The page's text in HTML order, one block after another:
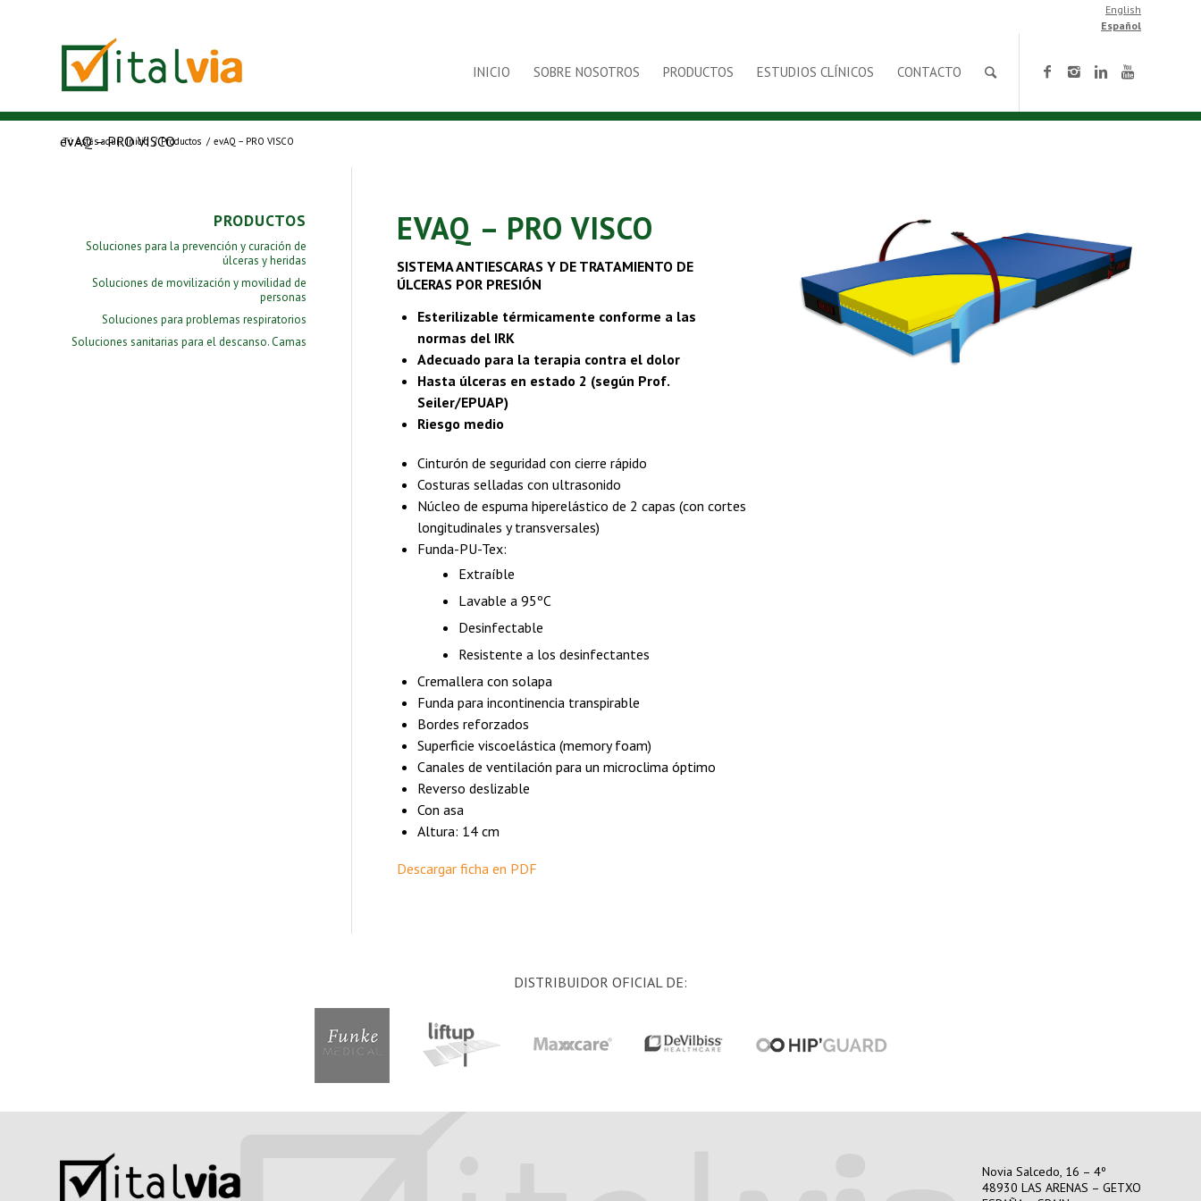
English
Español
INICIO SOBRE NOSOTROS PRODUCTOS ESTUDIOS CLÍNICOS CONTACTO
evAQ – PRO VISCO
Tú estás aquí: Inicio / Productos / evAQ – PRO VISCO
EVAQ – PRO VISCO
SISTEMA ANTIESCARAS Y DE TRATAMIENTO DE
ÚLCERAS POR PRESIÓN
Esterilizable térmicamente conforme a las
normas del IRK
Adecuado para la terapia contra el dolor
Hasta úlceras en estado 2 (según Prof.
Seiler/EPUAP)
Riesgo medio
Cinturón de seguridad con cierre rápido
Costuras selladas con ultrasonido
Núcleo de espuma hiperelástico de 2 capas (con cortes
longitudinales y transversales)
Funda-PU-Tex:
Extraíble
Lavable a 95ºC
Desinfectable
Resistente a los desinfectantes
Cremallera con solapa
Funda para incontinencia transpirable
Bordes reforzados
Superficie viscoelástica (memory foam)
Canales de ventilación para un microclima óptimo
Reverso deslizable
Con asa
Altura: 14 cm
Descargar ficha en PDF
PRODUCTOS
Soluciones para la prevención y curación de
úlceras y heridas
Soluciones de movilización y movilidad de
personas
Soluciones para problemas respiratorios
Soluciones sanitarias para el descanso. Camas
DISTRIBUIDOR OFICIAL DE:
Novia Salcedo, 16 – 4º
48930 LAS ARENAS – GETXO